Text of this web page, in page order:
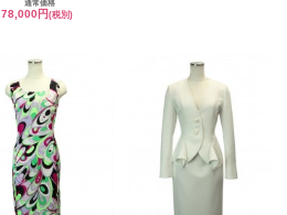
通常価格
78,000円(税別)